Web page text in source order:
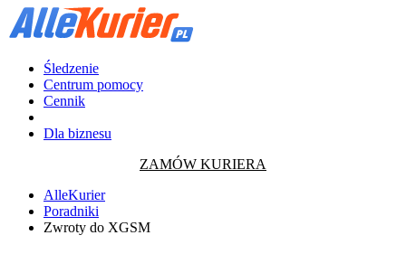
Śledzenie
Centrum pomocy
Cennik
Dla biznesu
ZAMÓW KURIERA
AlleKurier
Poradniki
Zwroty do XGSM